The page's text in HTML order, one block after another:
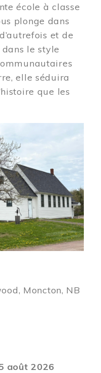
école à classe
plonge dans
et de
le style
elle séduira
que les
Moncton, NB
août 2026